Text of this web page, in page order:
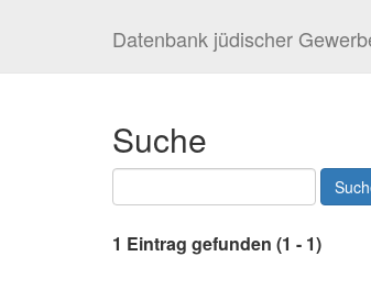
Datenbank jüdischer
Suche
1 Eintrag gefunden (1 - 1)